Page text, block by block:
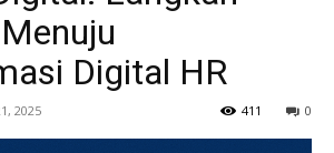
Digital HR
2025 0
411